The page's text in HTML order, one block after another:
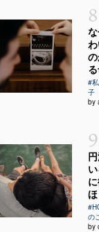
8
#
子
by
9
の
by